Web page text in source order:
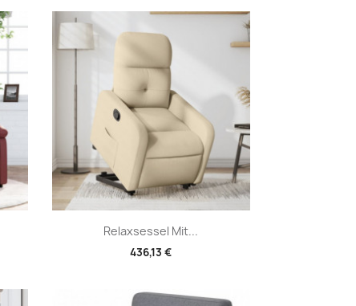
Relaxsessel Mit...
436,13 €
Vorschau